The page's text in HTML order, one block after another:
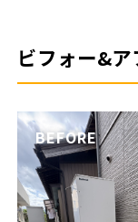
ビフォー&ア